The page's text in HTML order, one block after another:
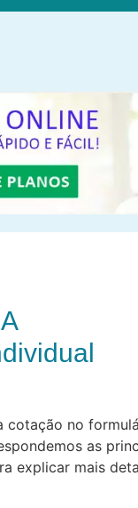
cotação no
as
explicar mais